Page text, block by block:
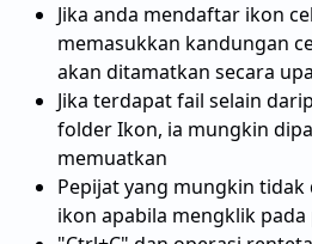
Jika anda mendaftar ikon
memasukkan kandungan
akan ditamatkan secara
Jika terdapat fail selain
folder Ikon, ia mungkin
memuatkan
Pepijat yang mungkin
ikon apabila mengklik pada